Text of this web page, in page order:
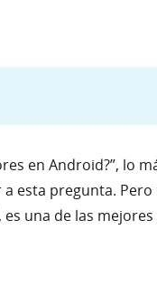
en Android?”, lo
esta pregunta.
una de las